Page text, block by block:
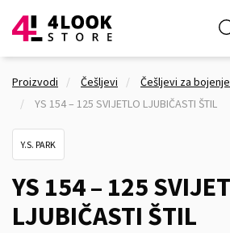
Proizvodi Češljevi
Češljevi za
YS 154 – 125 SVIJETLO LJUBIČASTI ŠTIL
Y.S. PARK
YS 154 – 125
LJUBIČASTI ŠTIL